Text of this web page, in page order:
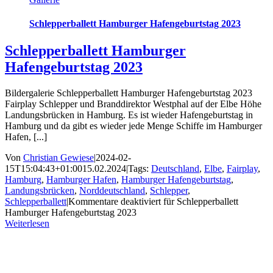
Schlepperballett Hamburger Hafengeburtstag 2023
Schlepperballett Hamburger
Hafengeburtstag 2023
Bildergalerie Schlepperballett Hamburger Hafengeburtstag 2023
Fairplay Schlepper und Branddirektor Westphal auf der Elbe Höhe
Landungsbrücken in Hamburg. Es ist wieder Hafengeburtstag in
Hamburg und da gibt es wieder jede Menge Schiffe im Hamburger
Hafen, [...]
Von Christian Gewiese|2024-02-
15T15:04:43+01:0015.02.2024|Tags: Deutschland, Elbe, Fairplay,
Hamburg, Hamburger Hafen, Hamburger Hafengeburtstag,
Landungsbrücken, Norddeutschland, Schlepper,
Schlepperballett|Kommentare deaktiviert für Schlepperballett
Hamburger Hafengeburtstag 2023
Weiterlesen